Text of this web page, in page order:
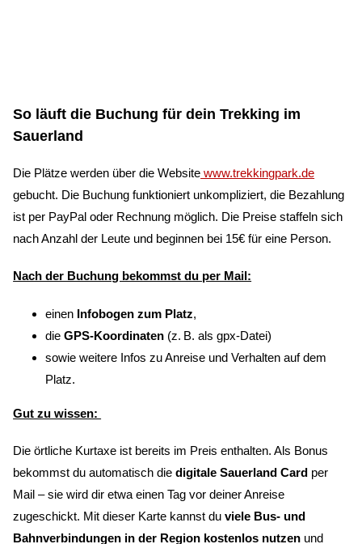
So läuft die Buchung für dein Trekking im
Sauerland
Die Plätze werden über die Website www.trekkingpark.de
gebucht. Die Buchung funktioniert unkompliziert, die Bezahlung
ist per PayPal oder Rechnung möglich. Die Preise staffeln sich
nach Anzahl der Leute und beginnen bei 15€ für eine Person.
Nach der Buchung bekommst du per Mail:
einen Infobogen zum Platz,
dieGPS-Koordinaten (z. B. als gpx-Datei)
sowie weitere Infos zu Anreise und Verhalten auf dem
Platz.
Gut zu wissen:
Die örtliche Kurtaxe ist bereits im Preis enthalten. Als Bonus
bekommst du automatisch diedigitale Sauerland Card per
Mail – sie wird dir etwa einen Tag vor deiner Anreise
zugeschickt. Mit dieser Karte kannst duviele Bus- und
Bahnverbindungen in der Region kostenlos nutzen und